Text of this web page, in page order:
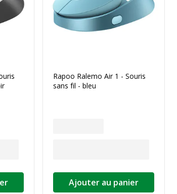
Rapoo Ralemo Air 1 - Souris
sans fil - bleu
Ajouter au panier